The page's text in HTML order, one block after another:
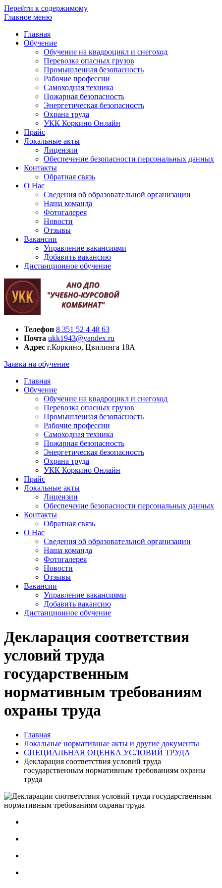
Перейти к содержимому
Главное меню
Главная
Обучение
Обучение на квадроцикл и снегоход
Перевозка опасных грузов
Промышленная безопасность
Рабочие профессии
Самоходная техника
Пожарная безопасность
Энергетическая безопасность
Охрана труда
УКК Коркино Онлайн
Прайс
Локальные акты
Лицензии
Обеспечение безопасности персональных данных
Контакты
Обратная связь
О Нас
Сведения об образовательной организации
Наша команда
Фотогалерея
Новости
Отзывы
Вакансии
Управление вакансиями
Добавить вакансию
Дистанционное обучение
Телефон 8 351 52 4 48 63
Почта ukk1943@yandex.ru
Адрес г.Коркино, Цвилинга 18А
Заявка на обучение
Главная
Обучение
Обучение на квадроцикл и снегоход
Перевозка опасных грузов
Промышленная безопасность
Рабочие профессии
Самоходная техника
Пожарная безопасность
Энергетическая безопасность
Охрана труда
УКК Коркино Онлайн
Прайс
Локальные акты
Лицензии
Обеспечение безопасности персональных данных
Контакты
Обратная связь
О Нас
Сведения об образовательной организации
Наша команда
Фотогалерея
Новости
Отзывы
Вакансии
Управление вакансиями
Добавить вакансию
Дистанционное обучение
Декларация соответствия
условий труда
государственным
нормативным требованиям
охраны труда
Главная
Локальные нормативные акты и другие документы
СПЕЦИАЛЬНАЯ ОЦЕНКА УСЛОВИЙ ТРУДА
Декларация соответствия условий труда
государственным нормативным требованиям охраны
труда